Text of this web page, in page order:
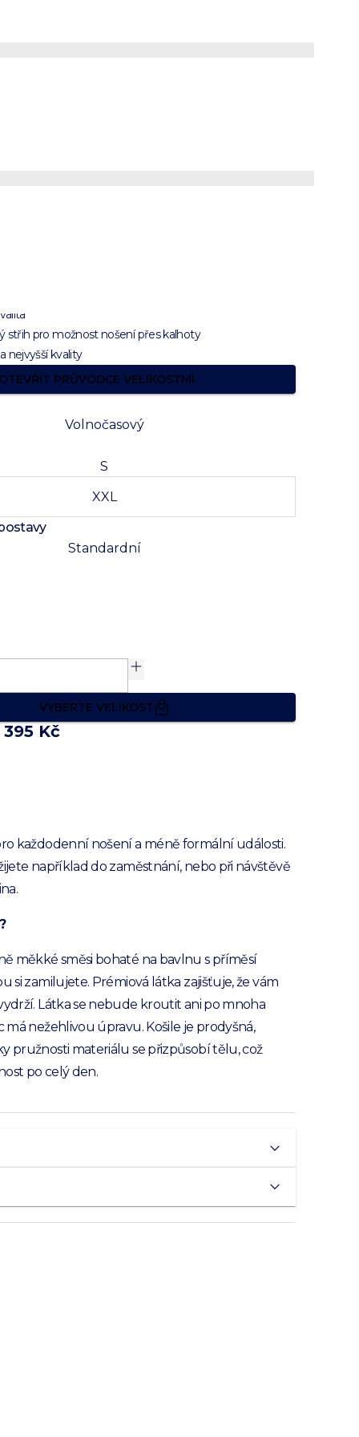
střih pro možnost nošení přes kalhoty
nejvyšší kvality
OTEVŘÍT PRŮVODCE VELIKOSTMI
Volnočasový
S
XXL
Standardní
VYBERTE VELIKOST
395 Kč
každodenní nošení a méně formální události.
například do zaměstnání, nebo při návštěvě
měkké směsi bohaté na bavlnu s příměsí
si zamilujete. Prémiová látka zajišťuje, že vám
Látka se nebude kroutit ani po mnoha
má nežehlivou úpravu. Košile je prodyšná,
pružnosti materiálu se přizpůsobí tělu, což
po celý den.